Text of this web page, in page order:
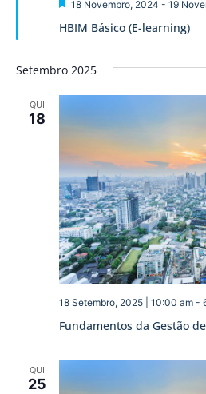
HBIM Básico (E-learning)
Destaque
18 Novembro, 2024 - 19
Setembro 2025
QUI
18
Fundamentos da Gestão
18 Setembro, 2025 | 10:00 am-
QUI
25